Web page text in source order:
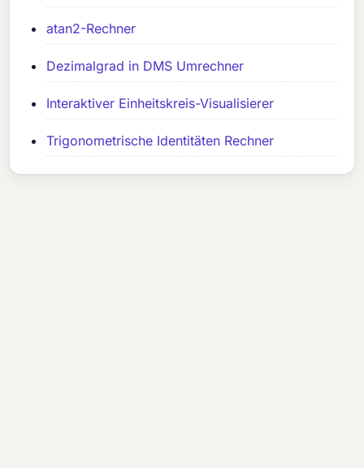
atan2-Rechner
Dezimalgrad in DMS Umrechner
Interaktiver Einheitskreis-Visualisierer
Trigonometrische Identitäten Rechner